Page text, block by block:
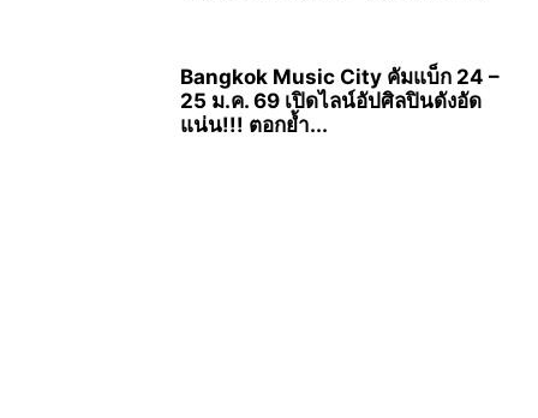
Bangkok Music City คัมแบ็ก 24 –
25 ม.ค. 69 เปิดไลน์อัปศิลปินดังอัด
แน่น!!! ตอกย้ำ...